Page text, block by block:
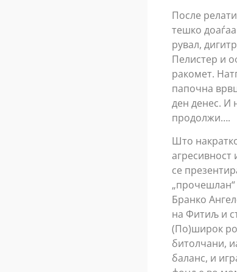
После
тешко
рувал,
Пелистер и
ракомет.
папочна
ден денес. И
продолжи….
Што
агресивност
се
Бранко
на Фитиљ и
(По)широк
битолчани,
баланс, и